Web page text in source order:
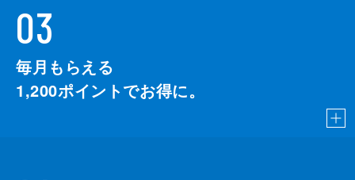
03
毎月もらえる
1,200ポイントでお得に。